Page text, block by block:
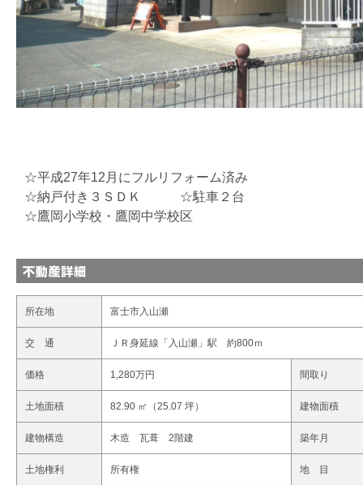
☆平成27年12月にフルリフォーム済み
☆納戸付き３ＳＤＫ ☆駐車２台
☆鷹岡小学校・鷹岡中学校区
所在地 富士市入山瀬
交 通 ＪＲ身延線「入山瀬」駅 約800ｍ
価格 1,280万円 間取り
土地面積 82.90 ㎡（25.07 坪） 建物面積
建物構造 木造 瓦葺 2階建 築年月
土地権利 所有権 地 目